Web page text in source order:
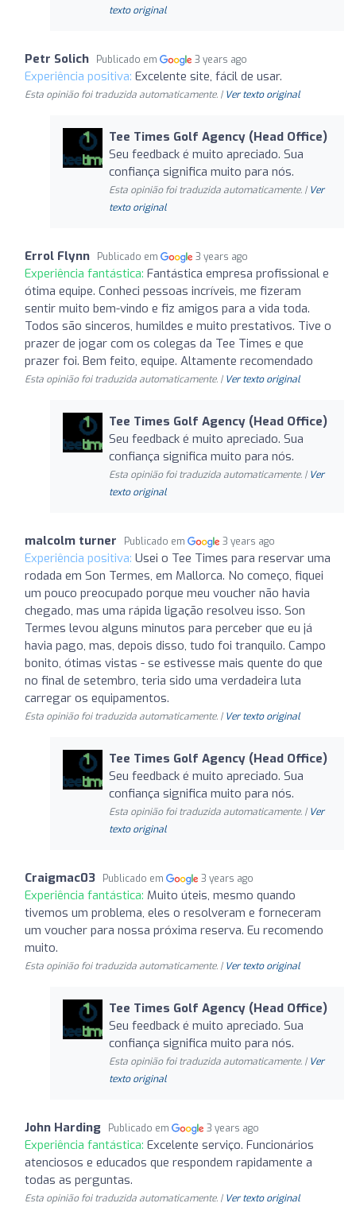
texto original
Petr Solich Publicado em 3 years ago
Experiência positiva: Excelente site, fácil de usar.
Esta opinião foi traduzida automaticamente. | Ver texto original
Tee Times Golf Agency (Head Office)
Seu feedback é muito apreciado. Sua
confiança significa muito para nós.
Esta opinião foi traduzida automaticamente. | Ver
texto original
Errol Flynn Publicado em 3 years ago
Experiência fantástica: Fantástica empresa profissional e
ótima equipe. Conheci pessoas incríveis, me fizeram
sentir muito bem-vindo e fiz amigos para a vida toda.
Todos são sinceros, humildes e muito prestativos. Tive o
prazer de jogar com os colegas da Tee Times e que
prazer foi. Bem feito, equipe. Altamente recomendado
Esta opinião foi traduzida automaticamente. | Ver texto original
Tee Times Golf Agency (Head Office)
Seu feedback é muito apreciado. Sua
confiança significa muito para nós.
Esta opinião foi traduzida automaticamente. | Ver
texto original
malcolm turner Publicado em 3 years ago
Experiência positiva: Usei o Tee Times para reservar uma
rodada em Son Termes, em Mallorca. No começo, fiquei
um pouco preocupado porque meu voucher não havia
chegado, mas uma rápida ligação resolveu isso. Son
Termes levou alguns minutos para perceber que eu já
havia pago, mas, depois disso, tudo foi tranquilo. Campo
bonito, ótimas vistas - se estivesse mais quente do que
no final de setembro, teria sido uma verdadeira luta
carregar os equipamentos.
Esta opinião foi traduzida automaticamente. | Ver texto original
Tee Times Golf Agency (Head Office)
Seu feedback é muito apreciado. Sua
confiança significa muito para nós.
Esta opinião foi traduzida automaticamente. | Ver
texto original
Craigmac03 Publicado em 3 years ago
Experiência fantástica: Muito úteis, mesmo quando
tivemos um problema, eles o resolveram e forneceram
um voucher para nossa próxima reserva. Eu recomendo
muito.
Esta opinião foi traduzida automaticamente. | Ver texto original
Tee Times Golf Agency (Head Office)
Seu feedback é muito apreciado. Sua
confiança significa muito para nós.
Esta opinião foi traduzida automaticamente. | Ver
texto original
John Harding Publicado em 3 years ago
Experiência fantástica: Excelente serviço. Funcionários
atenciosos e educados que respondem rapidamente a
todas as perguntas.
Esta opinião foi traduzida automaticamente. | Ver texto original